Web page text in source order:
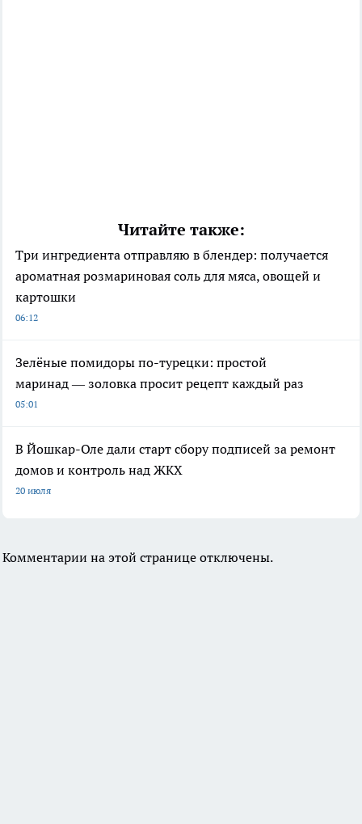
Читайте также:
Три ингредиента отправляю в блендер: получается
ароматная розмариновая соль для мяса, овощей и
картошки
06:12
Зелёные помидоры по-турецки: простой
маринад — золовка просит рецепт каждый раз
05:01
В Йошкар-Оле дали старт сбору подписей за ремонт
домов и контроль над ЖКХ
20 июля
Комментарии на этой странице отключены.